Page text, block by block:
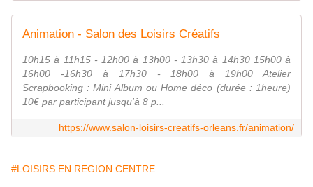
Animation - Salon des Loisirs Créatifs
10h15 à 11h15 - 12h00 à 13h00 - 13h30 à 14h30 15h00 à
16h00 -16h30 à 17h30 - 18h00 à 19h00 Atelier
Scrapbooking : Mini Album ou Home déco (durée : 1heure)
10€ par participant jusqu'à 8 p...
https://www.salon-loisirs-creatifs-orleans.fr/animation/
#LOISIRS EN REGION CENTRE